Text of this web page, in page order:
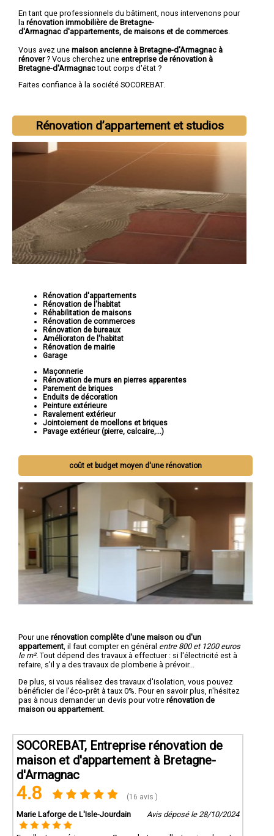
En tant que professionnels du bâtiment, nous intervenons pour
la rénovation immobilière de Bretagne-
d'Armagnac d'appartements, de maisons et de commerces
Vous avez une maison ancienne à Bretagne-d'Armagnac à
rénover? Vous cherchez une entreprise de rénovation à
Bretagne-d'Armagnactout corps d'état ?
Faites confiance à la société SOCOREBAT.
Rénovation d’appartement et studios
Rénovation d'appartements
Rénovation de l'habitat
Réhabilitation de maisons
Rénovation de commerces
Rénovation de bureaux
Amélioraton de l'habitat
Rénovation de mairie
Garage
Maçonnerie
Rénovation de murs en pierres apparentes
Parement de briques
Enduits de décoration
Peinture extérieure
Ravalement extérieur
Jointoiement de moellons et briques
Pavage extérieur (pierre, calcaire,...)
coût et budget moyen d'une rénovation
Pour une rénovation complête d'une maison ou d'un
appartement , il faut compter en général entre 800 et 1200 euros
le m². Tout dépend des travaux à effectuer : si l'électricité est à
refaire, s'il y a des travaux de plomberie à prévoir...
De plus, si vous réalisez des travaux d'isolation, vous pouvez
bénéficier de l'éco-prêt à taux 0%. Pour en savoir plus, n'hésitez
pas à nous demander un devis pour votre rénovation de
maison ou appartement
SOCOREBAT, Entreprise rénovation de
maison et d'appartement à Bretagne-
d'Armagnac
4.8 (16 avis )
Marie Laforge de L'Isle-Jourdain Avis déposé le 28/10/2024